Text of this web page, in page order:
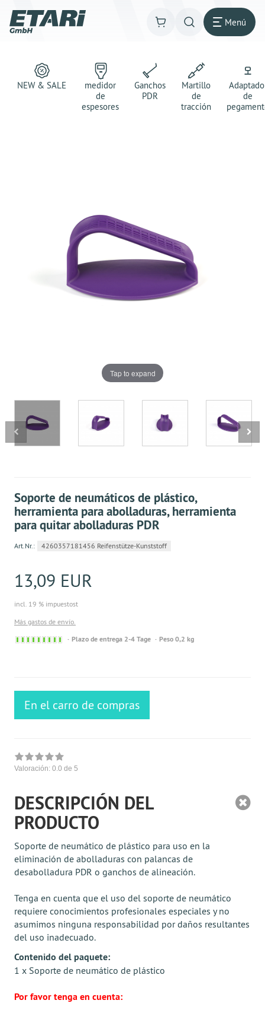
Menú
NEW & SALE
medidor
de
espesores
Ganchos
PDR
Martillo
de
tracción
de
Tap to expand
Soporte de neumáticos de plástico,
herramienta para abolladuras, herramienta
para quitar abolladuras PDR
Art.Nr.: 4260357181456 Reifenstütze-Kunststoff
13,09 EUR
incl. 19 % impuestost
Más gastos de envío.
Sofort
Plazo de entrega 2-4 Tage Peso 0,2 kg
En el carro de compras
Valoración: 0.0 de 5
DESCRIPCIÓN DEL
PRODUCTO
Soporte de neumático de plástico para uso en la
eliminación de abolladuras con palancas de
desabolladura PDR o ganchos de alineación.
Tenga en cuenta que el uso del soporte de neumático
requiere conocimientos profesionales especiales y no
asumimos ninguna responsabilidad por daños resultantes
del uso inadecuado.
Contenido del paquete:
1 x Soporte de neumático de plástico
Por favor tenga en cuenta: